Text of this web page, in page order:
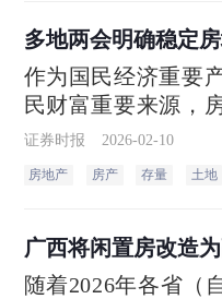
筑装饰协会官宣将
花都区商品房以旧
购”活动
多地两会明确稳定
作为国民经济重要
民财富重要来源，
发展方向备受关注
五五”规划纲要发现
证券时报 2026-02-10
房地产 房产 存量 土地
广西将闲置房改造
障民生
随着2026年各省（